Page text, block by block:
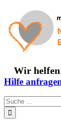
springen
Wir
Hilfe
Suche
nach: